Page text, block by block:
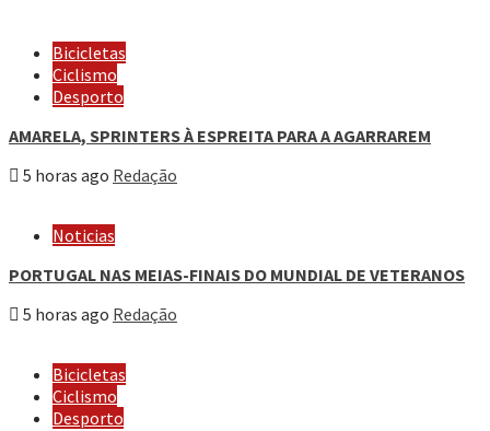
Bicicletas
Ciclismo
Desporto
AMARELA, SPRINTERS À ESPREITA PARA A AGARRAREM
5 horas ago Redação
Noticias
PORTUGAL NAS MEIAS-FINAIS DO MUNDIAL DE VETERANOS
5 horas ago Redação
Bicicletas
Ciclismo
Desporto